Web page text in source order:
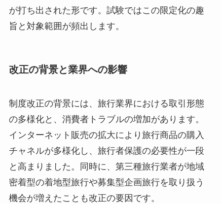
が打ち出された形です。試験ではこの限定化の趣
旨と対象範囲が頻出します。
改正の背景と業界への影響
制度改正の背景には、旅行業界における取引形態
の多様化と、消費者トラブルの増加があります。
インターネット販売の拡大により旅行商品の購入
チャネルが多様化し、旅行者保護の必要性が一段
と高まりました。同時に、第三種旅行業者が地域
密着型の着地型旅行や募集型企画旅行を取り扱う
機会が増えたことも改正の要因です。